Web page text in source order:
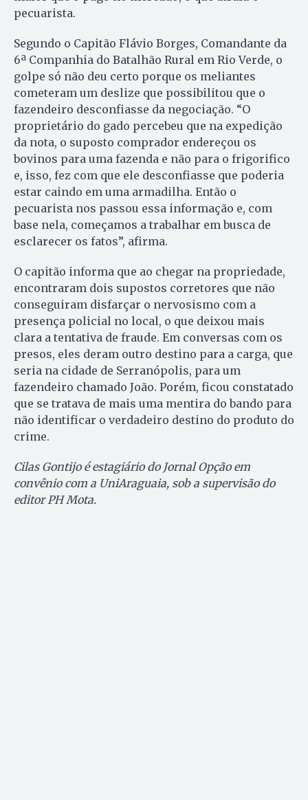
pecuarista.
Segundo o Capitão Flávio Borges, Comandante da
6ª Companhia do Batalhão Rural em Rio Verde, o
golpe só não deu certo porque os meliantes
cometeram um deslize que possibilitou que o
fazendeiro desconfiasse da negociação. “O
proprietário do gado percebeu que na expedição
da nota, o suposto comprador endereçou os
bovinos para uma fazenda e não para o frigorifico
e, isso, fez com que ele desconfiasse que poderia
estar caindo em uma armadilha. Então o
pecuarista nos passou essa informação e, com
base nela, começamos a trabalhar em busca de
esclarecer os fatos”, afirma.
O capitão informa que ao chegar na propriedade,
encontraram dois supostos corretores que não
conseguiram disfarçar o nervosismo com a
presença policial no local, o que deixou mais
clara a tentativa de fraude. Em conversas com os
presos, eles deram outro destino para a carga, que
seria na cidade de Serranópolis, para um
fazendeiro chamado João. Porém, ficou constatado
que se tratava de mais uma mentira do bando para
não identificar o verdadeiro destino do produto do
crime.
Cilas Gontijo é estagiário do Jornal Opção em
convênio com a UniAraguaia, sob a supervisão do
editor PH Mota.